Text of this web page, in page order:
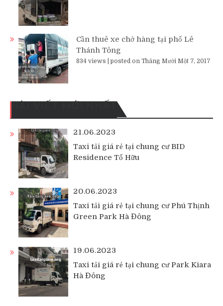
Cần thuê xe chở hàng tại phố Lê
Thánh Tông
834 views posted on Tháng Mười Một 7, 2017
BÀI VIẾT MỚI NHẤT
21.06.2023
Taxi tải giá rẻ tại chung cư BID
Residence Tố Hữu
20.06.2023
Taxi tải giá rẻ tại chung cư Phú Thịnh
Green Park Hà Đông
19.06.2023
Taxi tải giá rẻ tại chung cư Park Kiara
Hà Đông